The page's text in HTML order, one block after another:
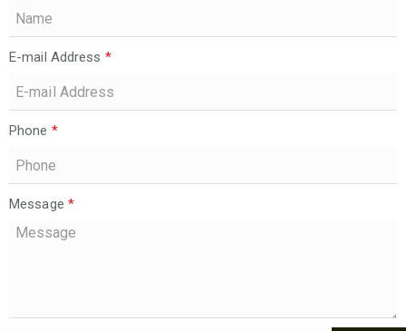
E-mail Address *
Phone *
Message *